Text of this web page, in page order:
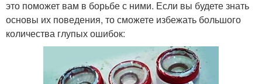
это поможет вам в борьбе с ними. Если вы будете знать
основы их поведения, то сможете избежать большого
количества глупых ошибок: